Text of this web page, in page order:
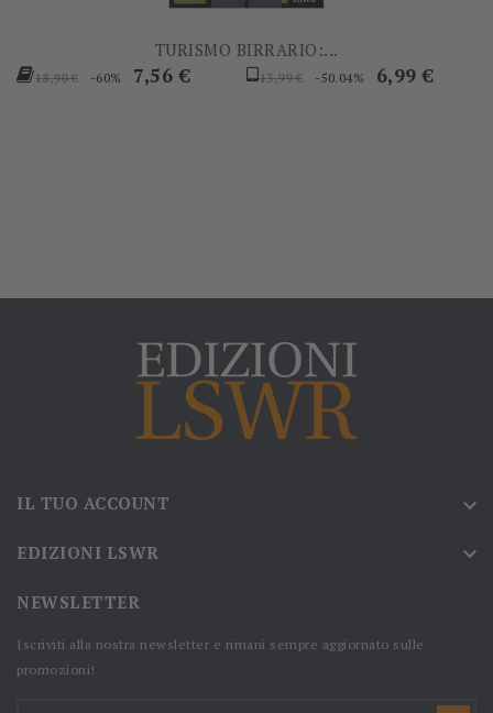
TURISMO BIRRARIO:...
Prezzo
18,90 € -60% Prezzo
7,56 €
Prezzo
13,99 € -50.04% Prezzo
6,99 €
IL TUO ACCOUNT 
EDIZIONI LSWR 
NEWSLETTER
Iscriviti alla nostra newsletter e rimani sempre aggiornato sulle
promozioni!